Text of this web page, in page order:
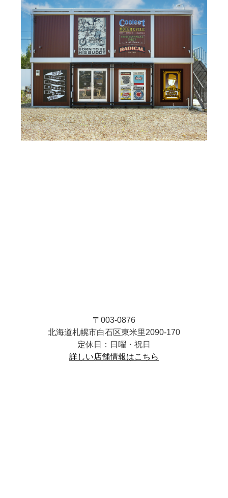
〒003-0876
北海道札幌市白石区東米里2090-170
定休日：日曜・祝日
詳しい店舗情報はこちら